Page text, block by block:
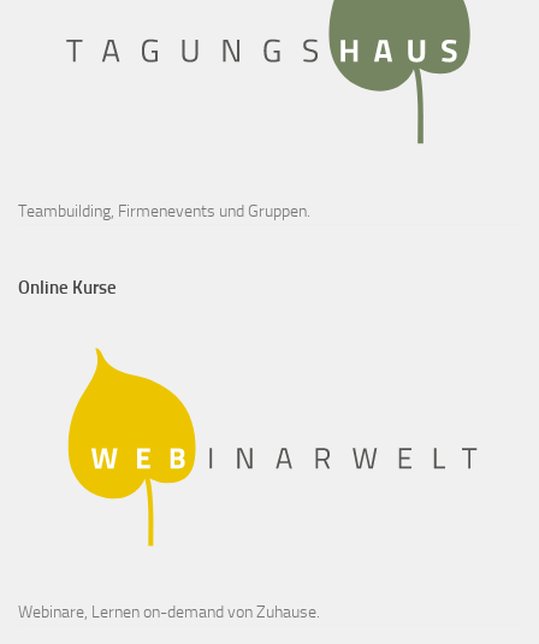
Teambuilding, Firmenevents und Gruppen.
Online Kurse
Webinare, Lernen on-demand von Zuhause.